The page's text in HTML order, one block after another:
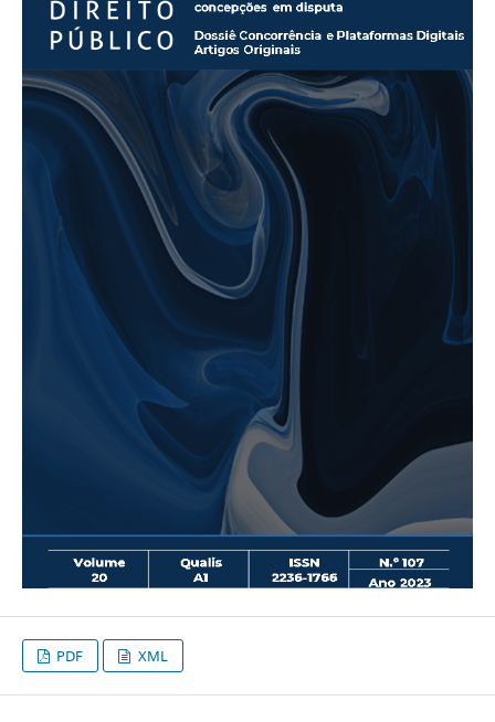
PDF XML